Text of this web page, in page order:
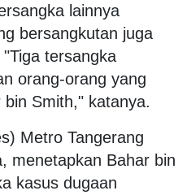
lainnya
bersangkutan juga
tersangka
orang-orang yang
Smith," katanya.
Metro Tangerang
menetapkan Bahar bin
kasus dugaan